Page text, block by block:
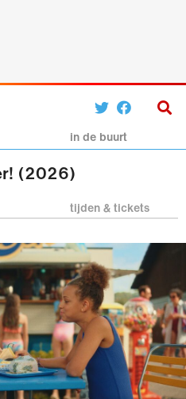
in de buurt
(2026)
tijden & tickets